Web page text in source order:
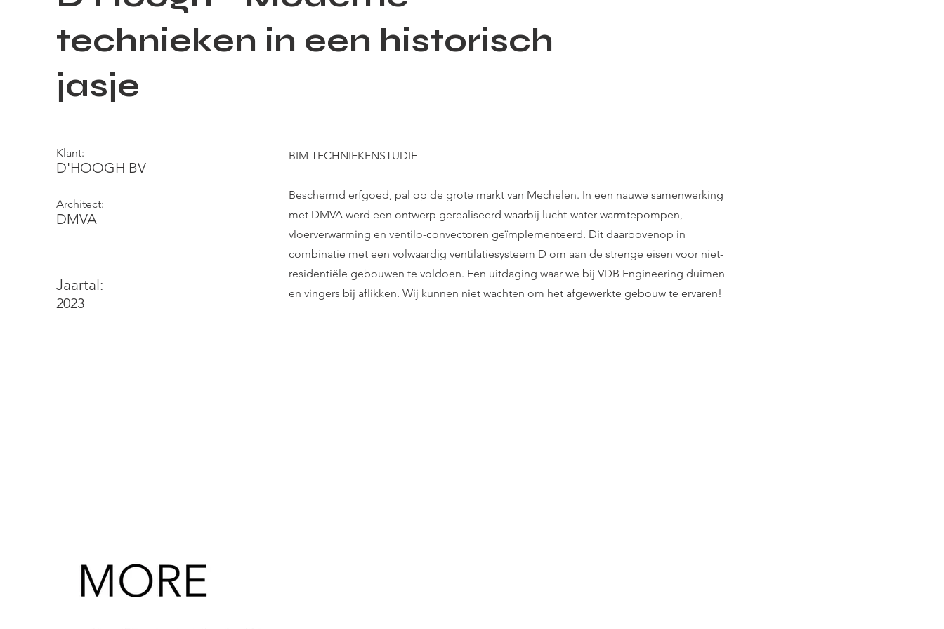
technieken in een historisch
jasje
Klant:
D'HOOGH BV
Architect:
DMVA
BIM TECHNIEKENSTUDIE
Beschermd erfgoed, pal op de grote markt van Mechelen. In een nauwe samenwerking
met DMVA werd een ontwerp gerealiseerd waarbij lucht-water warmtepompen,
vloerverwarming en ventilo-convectoren geïmplementeerd. Dit daarbovenop in
combinatie met een volwaardig ventilatiesysteem D om aan de strenge eisen voor niet-
residentiële gebouwen te voldoen. Een uitdaging waar we bij VDB Engineering duimen
en vingers bij aflikken. Wij kunnen niet wachten om het afgewerkte gebouw te ervaren!
Jaartal:
2023